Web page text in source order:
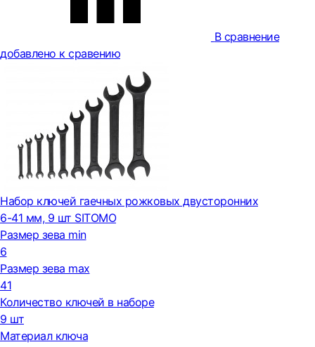
В сравнение
добавлено к сравению
Набор ключей гаечных рожковых двусторонних
6-41 мм, 9 шт SITOMO
Размер зева min
6
Размер зева max
41
Количество ключей в наборе
9 шт
Материал ключа